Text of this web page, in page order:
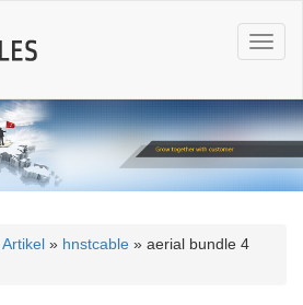
T
o
g
l
n
a
Artikel » hnstcable » aerial bundle 4